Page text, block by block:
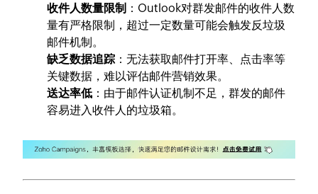
收件人数量限制 ：Outlook对群发邮件的收件人数
量有严格限制，超过一定数量可能会触发反垃圾
邮件机制。
缺乏数据追踪 ：无法获取邮件打开率、点击率等
关键数据，难以评估邮件营销效果。
送达率低 ：由于邮件认证机制不足，群发的邮件
容易进入收件人的垃圾箱。